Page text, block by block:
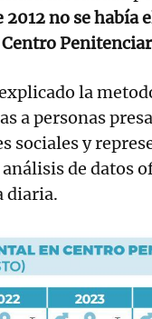
2012 no se había
la
a personas
sociales y
de datos
diaria.